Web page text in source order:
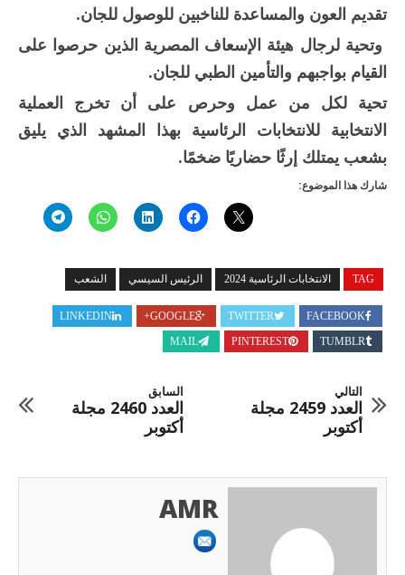
تقديم العون والمساعدة للناخبين للوصول للجان.
وتحية لرجال هيئة الإسعاف المصرية الذين حرصوا على
القيام بواجبهم والتأمين الطبي للجان.
تحية لكل من عمل وحرص على أن تخرج العملية
الانتخابية للانتخابات الرئاسية بهذا المشهد الذي يليق
بشعب يمتلك إرثًا حضاريًا ضخمًا.
شارك هذا الموضوع:
TAG الانتخابات الرئاسية 2024 الرئيس السيسي الشعب
FACEBOOK
TWITTER
GOOGLE+
LINKEDIN
TUMBLR
PINTEREST
MAIL
السابق
العدد 2460 مجلة
أكتوبر
التالي
العدد 2459 مجلة
أكتوبر
AMR